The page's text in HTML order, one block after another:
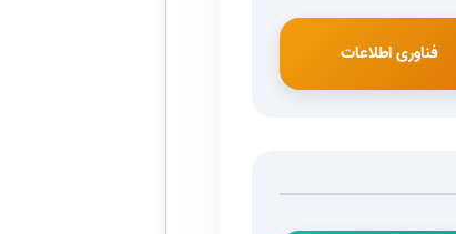
فناوری اطلاعات